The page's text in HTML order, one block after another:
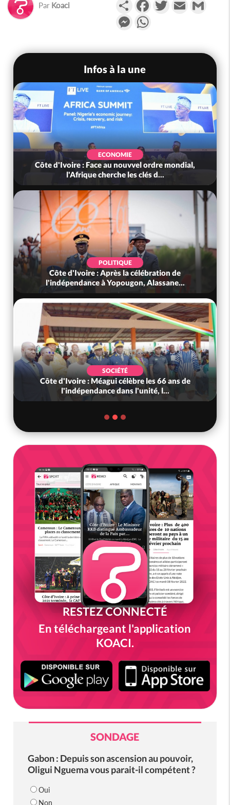
Par Koaci
Messenger
Infos à la une
ECONOMIE
Côte d'Ivoire : Face au nouvvel ordre mondial,
l'Afrique cherche les clés d...
POLITIQUE
Côte d'Ivoire : Après la célébration de
l'indépendance à Yopougon, Alassane...
SOCIÉTÉ
Côte d'Ivoire : Méagui célèbre les 66 ans de
l'indépendance dans l'unité, l...
RESTEZ CONNECTÉ
En téléchargeant l'application
KOACI.
SONDAGE
Gabon : Depuis son ascension au pouvoir,
Oligui Nguema vous parait-il compétent ?
Oui
Non